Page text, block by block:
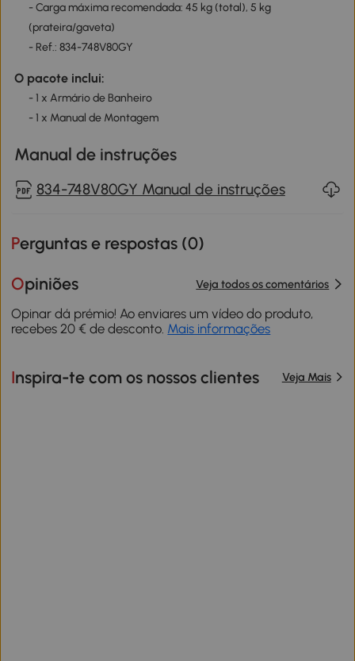
- Carga máxima recomendada: 45 kg (total), 5 kg
(prateira/gaveta)
- Ref.: 834-748V80GY
O pacote inclui:
- 1 x Armário de Banheiro
- 1 x Manual de Montagem
Manual de instruções
834-748V80GY Manual de instruções
Perguntas e respostas (0)
Opiniões Veja todos os comentários
Opinar dá prémio! Ao enviares um vídeo do produto,
recebes 20 € de desconto. Mais informações
Inspira-te com os nossos clientes Veja Mais